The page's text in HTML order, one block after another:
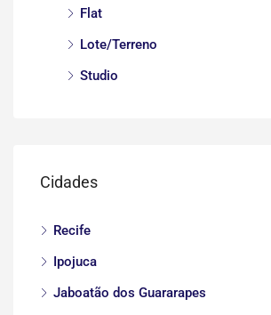
Flat
Lote/Terreno
Studio
Cidades
Recife
Ipojuca
Jaboatão dos Guararapes